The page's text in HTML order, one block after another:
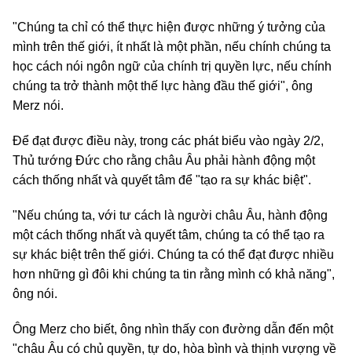
"Chúng ta chỉ có thể thực hiện được những ý tưởng của
mình trên thế giới, ít nhất là một phần, nếu chính chúng ta
học cách nói ngôn ngữ của chính trị quyền lực, nếu chính
chúng ta trở thành một thế lực hàng đầu thế giới", ông
Merz nói.
Để đạt được điều này, trong các phát biểu vào ngày 2/2,
Thủ tướng Đức cho rằng châu Âu phải hành động một
cách thống nhất và quyết tâm để "tạo ra sự khác biệt".
"Nếu chúng ta, với tư cách là người châu Âu, hành động
một cách thống nhất và quyết tâm, chúng ta có thể tạo ra
sự khác biệt trên thế giới. Chúng ta có thể đạt được nhiều
hơn những gì đôi khi chúng ta tin rằng mình có khả năng",
ông nói.
Ông Merz cho biết, ông nhìn thấy con đường dẫn đến một
"châu Âu có chủ quyền, tự do, hòa bình và thịnh vượng về